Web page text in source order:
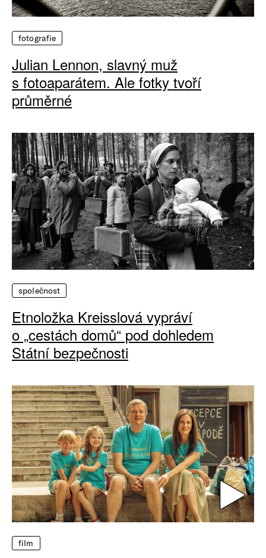
fotografie
Julian Lennon, slavný muž
s fotoaparátem. Ale fotky tvoří
průměrné
společnost
Etnoložka Kreisslová vypráví
o „cestách domů“ pod dohledem
Státní bezpečnosti
film